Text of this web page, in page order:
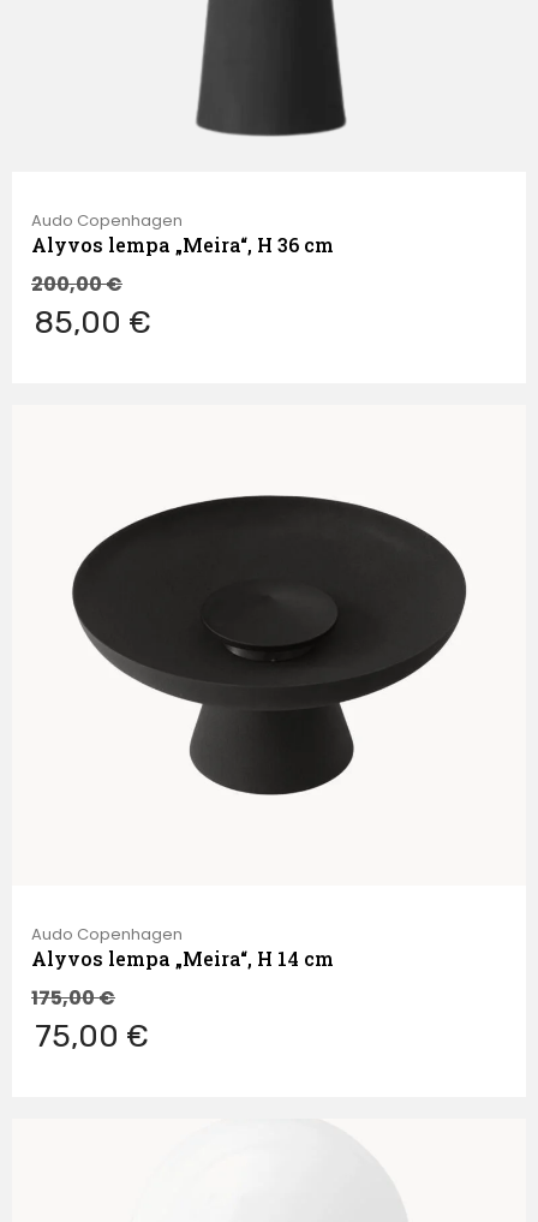
Audo Copenhagen
Alyvos lempa „Meira“, H 36 cm
200,00€
85,00 €
Audo Copenhagen
Alyvos lempa „Meira“, H 14 cm
175,00€
75,00 €